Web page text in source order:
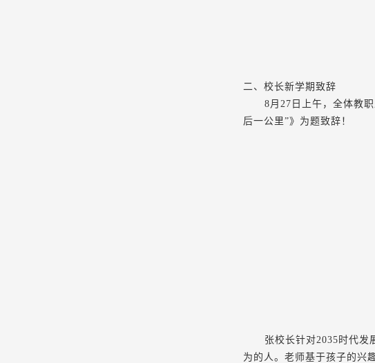
二、 校长新学期致辞
8月27日上午，全体教
后一公里”》为题致辞！
张校长针对2035时代发
为的人。老师基于孩子的兴